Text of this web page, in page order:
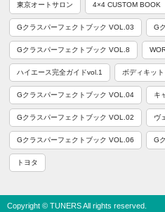
東京オートサロン 4×4 CUSTOM BOOK
Gクラスパーフェクトブック VOL.03 G
Gクラスパーフェクトブック VOL.8
ハイエース完全ガイドvol.1 ボディキット
Gクラスパーフェクトブック VOL.04 キ
Gクラスパーフェクトブック VOL.02 ヴ
Gクラスパーフェクトブック VOL.06 G
トヨタ
Copyright © TUNERS All rights reserved.